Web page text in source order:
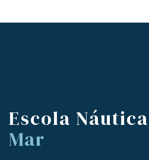
Escola Náutica
Mar